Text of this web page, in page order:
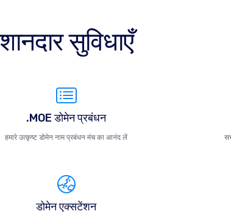
सुविधाएँ
.MOE डोमेन प्रबंधन
हमारे उत्कृष्ट डोमेन नाम प्रबंधन मंच का आनंद लें
डोमेन एक्सटेंशन